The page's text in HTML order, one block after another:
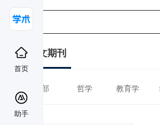
首页
助手
中文期刊
全部 哲学 教育学